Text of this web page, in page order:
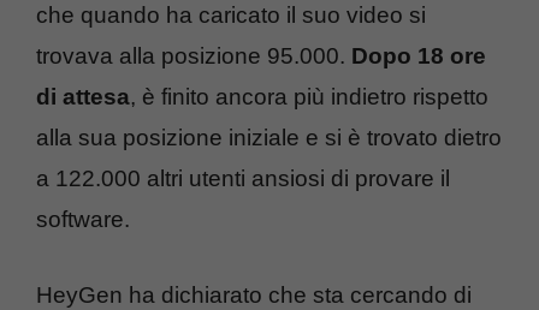
che quando ha caricato il suo video si
trovava alla posizione 95.000. Dopo 18 ore
di attesa, è finito ancora più indietro rispetto
alla sua posizione iniziale e si è trovato dietro
a 122.000 altri utenti ansiosi di provare il
software.
HeyGen ha dichiarato che sta cercando di